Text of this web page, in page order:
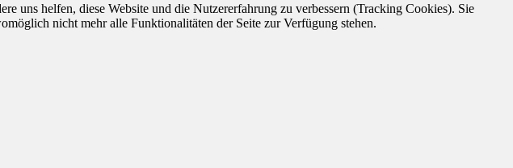
uns helfen, diese Website und die Nutzererfahrung zu verbessern (Tracking Cookies). Sie
nicht mehr alle Funktionalitäten der Seite zur Verfügung stehen.